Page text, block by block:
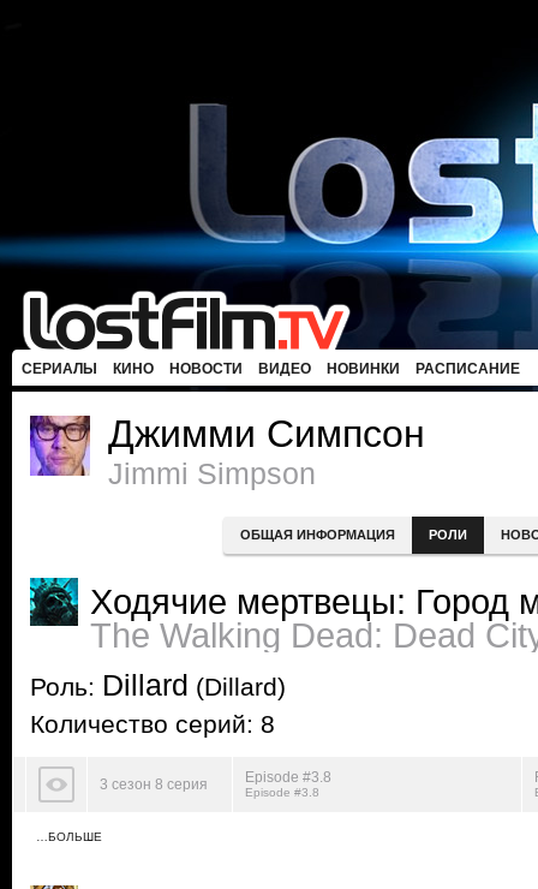
СЕРИАЛЫ КИНО НОВОСТИ ВИДЕО НОВИНКИ РАСПИСАНИЕ
Джимми Симпсон
Jimmi Simpson
ОБЩАЯ ИНФОРМАЦИЯ РОЛИ
Ходячие мертвецы: Город
The Walking Dead: Dead
Роль: Dillard (Dillard)
Количество серий: 8
3 сезон 8 серия Episode #3.8
Episode #3.8
…БОЛЬШЕ